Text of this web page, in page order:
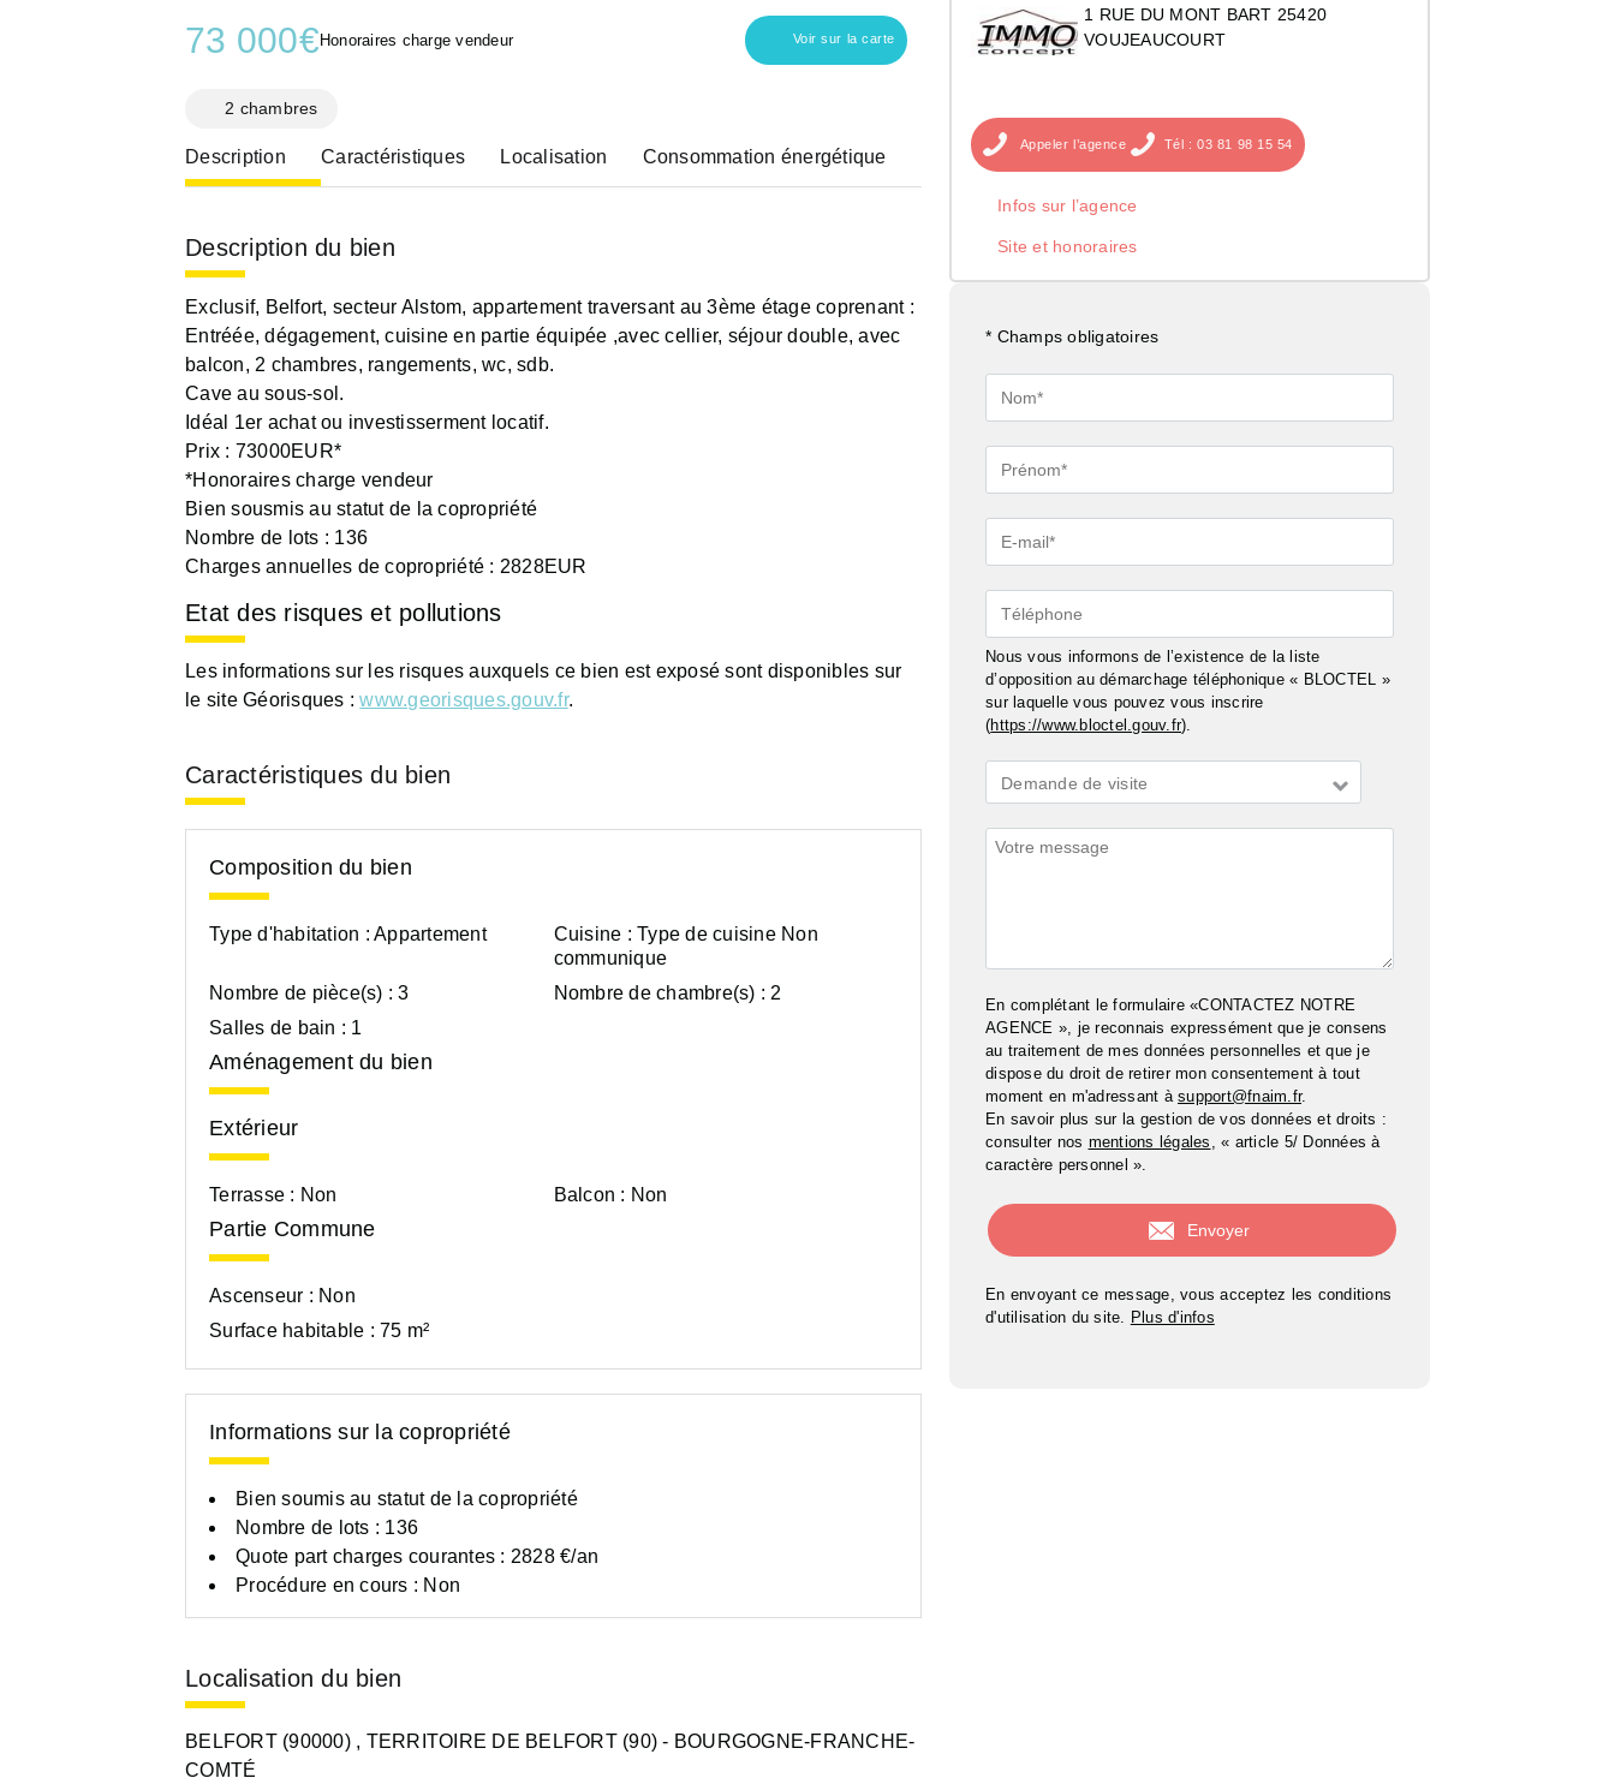
73 000€ Honoraires charge vendeur Voir sur la carte
2 chambres
Description Caractéristiques Localisation Consommation énergétique
Description du bien
Exclusif, Belfort, secteur Alstom, appartement traversant au 3ème étage coprenant :
Entréée, dégagement, cuisine en partie équipée ,avec cellier, séjour double, avec
balcon, 2 chambres, rangements, wc, sdb.
Cave au sous-sol.
Idéal 1er achat ou investisserment locatif.
Prix : 73000EUR*
*Honoraires charge vendeur
Bien sousmis au statut de la copropriété
Nombre de lots : 136
Charges annuelles de copropriété : 2828EUR
Etat des risques et pollutions
Les informations sur les risques auxquels ce bien est exposé sont disponibles sur
le site Géorisques :www.georisques.gouv.fr.
Caractéristiques du bien
Composition du bien
Type d'habitation : Appartement Cuisine : Type de cuisine Non
communique
Nombre de pièce(s) :3 Nombre de chambre(s) : 2
Salles de bain : 1
Aménagement du bien
Extérieur
Terrasse : Non Balcon : Non
Partie Commune
Ascenseur : Non
Surface habitable : 75 m²
Informations sur la copropriété
Bien soumis au statut de la copropriété
Nombre de lots : 136
Quote part charges courantes : 2828 €/an
Procédure en cours : Non
Localisation du bien
BELFORT (90000) , TERRITOIRE DE BELFORT (90) - BOURGOGNE-FRANCHE-
COMTÉ
1 RUE DU MONT BART 25420
VOUJEAUCOURT
Appeler l’agence Tél : 03 81 98 15 54
Infos sur l’agence
Site et honoraires
* Champs obligatoires
Nom*
Prénom*
E-
mail*
Téléphone
Nous vous informons de l’existence de la liste
d’opposition au démarchage téléphonique « BLOCTEL »
sur laquelle vous pouvez vous inscrire
(https://www.bloctel.gouv.fr).
Demande
*
Demande de visite
Commentaires
En complétant le formulaire «CONTACTEZ NOTRE
AGENCE », je reconnais expressément que je consens
au traitement de mes données personnelles et que je
dispose du droit de retirer mon consentement à tout
moment en m'adressant à support@fnaim.fr.
En savoir plus sur la gestion de vos données et droits :
consulter nos mentions légales , « article 5/ Données à
caractère personnel ».
En envoyant ce message, vous acceptez les conditions
d'utilisation du site. Plus d'infos